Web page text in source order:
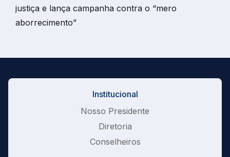
justiça e lança campanha contra o “mero
aborrecimento”
Institucional
Nosso Presidente
Diretoria
Conselheiros